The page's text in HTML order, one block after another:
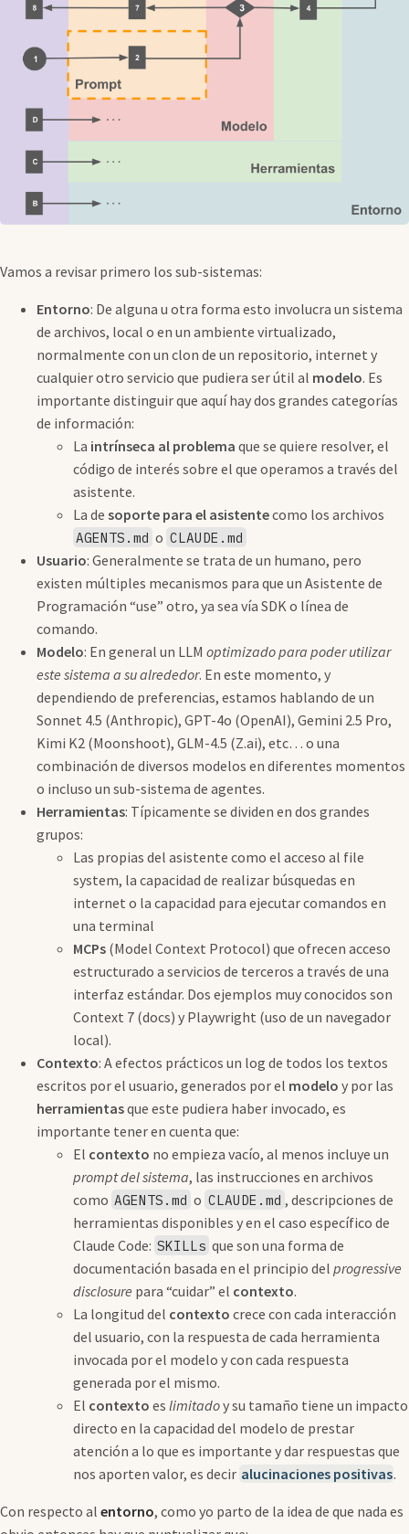
Vamos a revisar primero los sub-sistemas:
Entorno: De alguna u otra forma esto involucra un sistema
de archivos, local o en un ambiente virtualizado,
normalmente con un clon de un repositorio, internet y
cualquier otro servicio que pudiera ser útil al modelo. Es
importante distinguir que aquí hay dos grandes categorías
de información:
La intrínseca al problema que se quiere resolver, el
código de interés sobre el que operamos a través del
asistente.
La de soporte para el asistentecomo los archivos
AGENTS.md o CLAUDE.md
Usuario: Generalmente se trata de un humano, pero
existen múltiples mecanismos para que un Asistente de
Programación “use” otro, ya sea vía SDK o línea de
comando.
Modelo: En general un LLM optimizado para poder utilizar
este sistema a su alrededor. En este momento, y
dependiendo de preferencias, estamos hablando de un
Sonnet 4.5 (Anthropic), GPT-4o (OpenAI), Gemini 2.5 Pro,
Kimi K2 (Moonshoot), GLM-4.5 (Z.ai), etc… o una
combinación de diversos modelos en diferentes momentos
o incluso un sub-sistema de agentes.
Herramientas: Típicamente se dividen en dos grandes
grupos:
Las propias del asistente como el acceso al file
system, la capacidad de realizar búsquedas en
internet o la capacidad para ejecutar comandos en
una terminal
MCPs (Model Context Protocol) que ofrecen acceso
estructurado a servicios de terceros a través de una
interfaz estándar. Dos ejemplos muy conocidos son
Context 7 (docs) y Playwright (uso de un navegador
local).
Contexto: A efectos prácticos un log de todos los textos
escritos por el usuario, generados por el modelo y por las
herramientasque este pudiera haber invocado, es
importante tener en cuenta que:
El contexto no empieza vacío, al menos incluye un
prompt del sistema, las instrucciones en archivos
como AGENTS.md o CLAUDE.md , descripciones de
herramientas disponibles y en el caso específico de
Claude Code: SKILLs que son una forma de
documentación basada en el principio del progressive
disclosure para “cuidar” el contexto.
La longitud del contexto crece con cada interacción
del usuario, con la respuesta de cada herramienta
invocada por el modelo y con cada respuesta
generada por el mismo.
El contexto es limitadoy su tamaño tiene un impacto
directo en la capacidad del modelo de prestar
atención a lo que es importante y dar respuestas que
nos aporten valor, es decir alucinaciones positivas.
Con respecto al entorno, como yo parto de la idea de que nada es